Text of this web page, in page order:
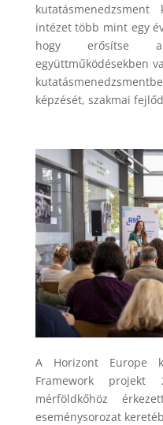
intézet több mint egy
hogy erősítse a
együttműködésekben
képzését, szakmai
A Horizont Europe
Framework projekt
mérföldkőhöz
eseménysorozat